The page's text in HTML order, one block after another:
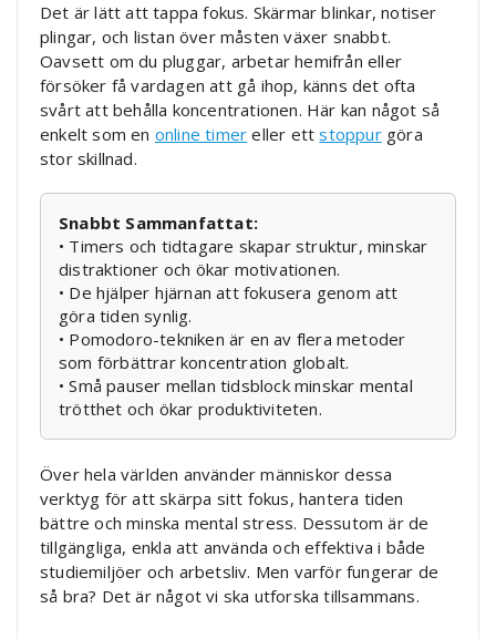
Det är lätt att tappa fokus. Skärmar blinkar, notiser
plingar, och listan över måsten växer snabbt.
Oavsett om du pluggar, arbetar hemifrån eller
försöker få vardagen att gå ihop, känns det ofta
svårt att behålla koncentrationen. Här kan något så
enkelt som en online timer eller ettstoppurgöra
stor skillnad.
Snabbt Sammanfattat:
• Timers och tidtagare skapar struktur, minskar
distraktioner och ökar motivationen.
• De hjälper hjärnan att fokusera genom att
göra tiden synlig.
• Pomodoro-tekniken är en av flera metoder
som förbättrar koncentration globalt.
• Små pauser mellan tidsblock minskar mental
trötthet och ökar produktiviteten.
Över hela världen använder människor dessa
verktyg för att skärpa sitt fokus, hantera tiden
bättre och minska mental stress. Dessutom är de
tillgängliga, enkla att använda och effektiva i både
studiemiljöer och arbetsliv. Men varför fungerar de
så bra? Det är något vi ska utforska tillsammans.